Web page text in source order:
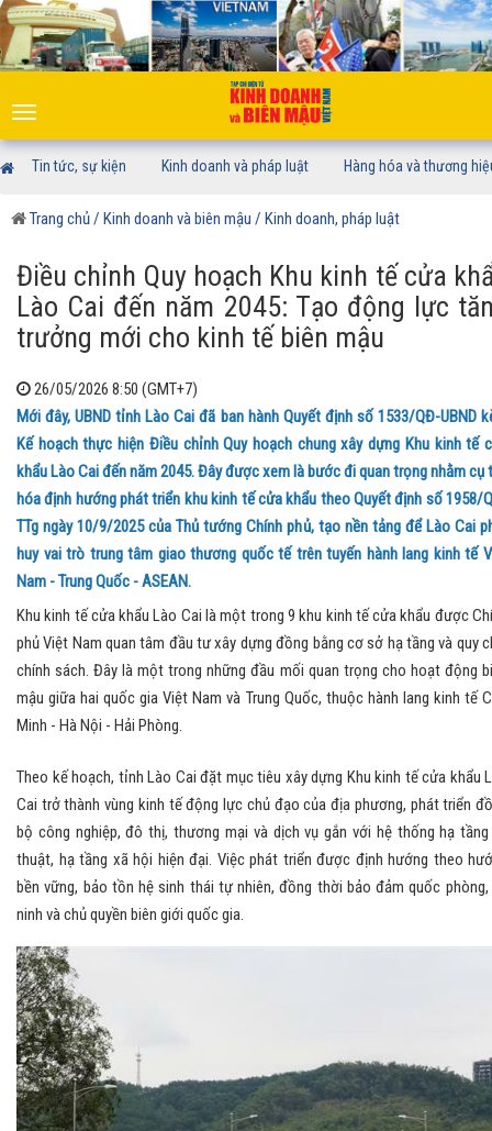
Toggle
navigation
Tin tức, sự kiện Kinh doanh và pháp luật Hàng hóa và thương
Trang chủ/ Kinh doanh và biên mậu / Kinh doanh, pháp luật
Điều chỉnh Quy hoạch Khu kinh tế cửa
Lào Cai đến năm 2045: Tạo động lực
trưởng mới cho kinh tế biên mậu
26/05/2026 8:50 (GMT+7)
Mới đây, UBND tỉnh Lào Cai đã ban hành Quyết định số 1533/QĐ-UBND
Kế hoạch thực hiện Điều chỉnh Quy hoạch chung xây dựng Khu kinh tế
khẩu Lào Cai đến năm 2045. Đây được xem là bước đi quan trọng nhằm cụ
hóa định hướng phát triển khu kinh tế cửa khẩu theo Quyết định số 1958/
TTg ngày 10/9/2025 của Thủ tướng Chính phủ, tạo nền tảng để Lào Cai
huy vai trò trung tâm giao thương quốc tế trên tuyến hành lang kinh tế
Nam - Trung Quốc - ASEAN.
Khu kinh tế cửa khẩu Lào Cai là một trong 9 khu kinh tế cửa khẩu được
phủ Việt Nam quan tâm đầu tư xây dựng đồng bằng cơ sở hạ tầng và quy
chính sách. Đây là một trong những đầu mối quan trọng cho hoạt động
mậu giữa hai quốc gia Việt Nam và Trung Quốc, thuộc hành lang kinh tế
Minh - Hà Nội - Hải Phòng.
Theo kế hoạch, tỉnh Lào Cai đặt mục tiêu xây dựng Khu kinh tế cửa khẩu
Cai trở thành vùng kinh tế động lực chủ đạo của địa phương, phát triển
bộ công nghiệp, đô thị, thương mại và dịch vụ gắn với hệ thống hạ
thuật, hạ tầng xã hội hiện đại. Việc phát triển được định hướng theo
bền vững, bảo tồn hệ sinh thái tự nhiên, đồng thời bảo đảm quốc phòng,
ninh và chủ quyền biên giới quốc gia.